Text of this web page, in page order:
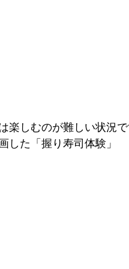
楽しむのが難しい状況
した「握り寿司体験」